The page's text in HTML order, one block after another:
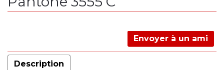
Envoyer à un ami
Description